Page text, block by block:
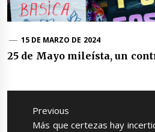
15 DE MARZO DE 2024
25 de Mayo mileísta, un
Navegación
entradas
Previous
Previous
Más que certezas hay